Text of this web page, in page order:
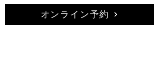
オンライン予約